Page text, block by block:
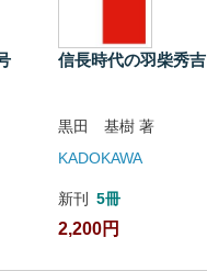
信長時代の羽柴秀吉
黒田 基樹 著
KADOKAWA
新刊 5冊
2,200円